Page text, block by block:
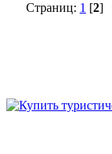
Страниц: 1 [2]